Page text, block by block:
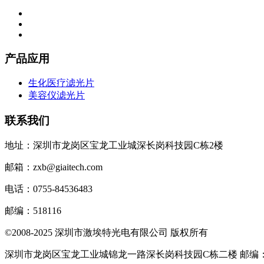
产品应用
生化医疗滤光片
美容仪滤光片
联系我们
地址：深圳市龙岗区宝龙工业城深长岗科技园C栋2楼
邮箱：zxb@giaitech.com
电话：0755-84536483
邮编：518116
©2008-2025 深圳市激埃特光电有限公司 版权所有
深圳市龙岗区宝龙工业城锦龙一路深长岗科技园C栋二楼 邮编